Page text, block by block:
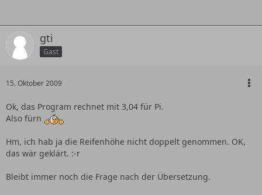
gti
Gast
15. Oktober 2009
Ok, das Program rechnet mit 3,04 für Pi.
Also fürn
Hm, ich hab ja die Reifenhöhe nicht doppelt genommen. OK,
das wär geklärt. :-r
Bleibt immer noch die Frage nach der Übersetzung.